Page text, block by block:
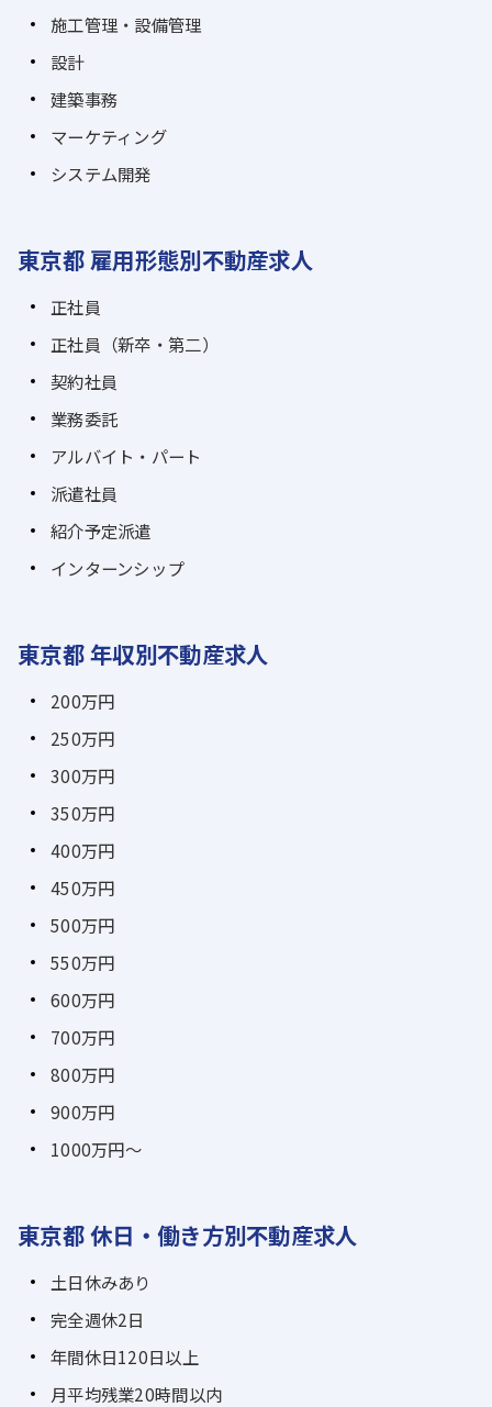
施工管理・設備管理
設計
建築事務
マーケティング
システム開発
東京都 雇用形態別不動産求人
正社員
正社員（新卒・第二）
契約社員
業務委託
アルバイト・パート
派遣社員
紹介予定派遣
インターンシップ
東京都 年収別不動産求人
200万円
250万円
300万円
350万円
400万円
450万円
500万円
550万円
600万円
700万円
800万円
900万円
1000万円～
東京都 休日・働き方別不動産求人
土日休みあり
完全週休2日
年間休日120日以上
月平均残業20時間以内